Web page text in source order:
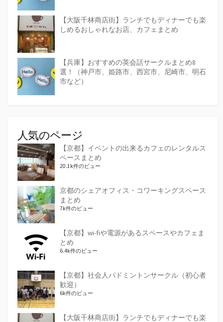
【大阪千林商店街】ランチでもディナーでも楽
しめるおしゃれなお店、カフェまとめ
【兵庫】おすすめの英会話サークルまとめ8
選！（神戸市、姫路市、西宮市、尼崎市、明石
市など）
人気のページ
【京都】イベントの出来るカフェのレンタルス
ペースまとめ
20.1k件のビュー
京都のシェアオフィス・コワーキングスペース
まとめ
7k件のビュー
【京都】wi-fiや電源があるスペースやカフェま
とめ
6.4k件のビュー
【京都】社会人バドミントンサークル（初心者
歓迎）
6k件のビュー
【大阪千林商店街】ランチでもディナーでも楽